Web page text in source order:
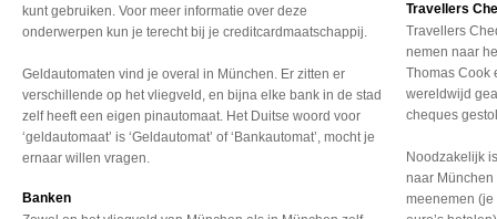
kunt gebruiken. Voor meer informatie over deze
onderwerpen kun je terecht bij je creditcardmaatschappij.
Geldautomaten vind je overal in München. Er zitten er
verschillende op het vliegveld, en bijna elke bank in de stad
zelf heeft een eigen pinautomaat. Het Duitse woord voor
‘geldautomaat’ is ‘Geldautomat’ of ‘Bankautomat’, mocht je
ernaar willen vragen.
Banken
Travellers
Travellers
nemen naar
Thomas Cook
wereldwijd
cheques
Noodzakelijk
naar
meenemen